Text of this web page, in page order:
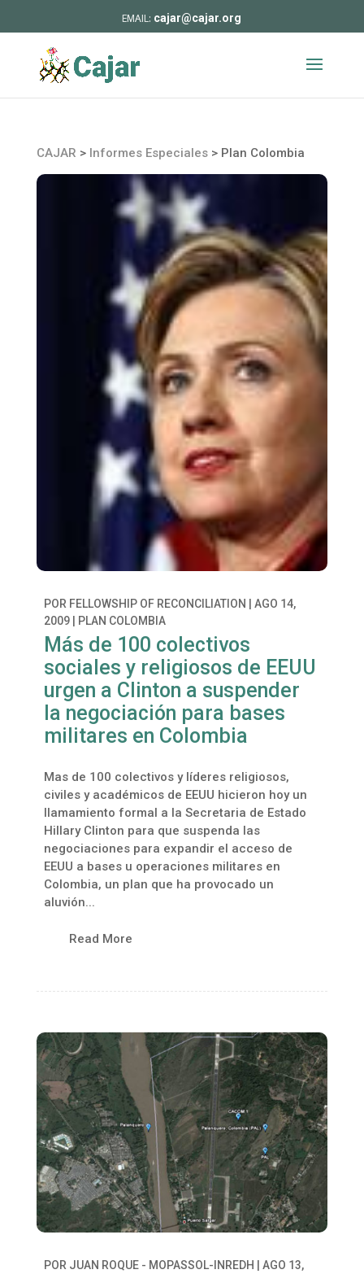
cajar@cajar.org
CAJAR > Informes Especiales> Plan Colombia
POR FELLOWSHIP OF RECONCILIATION
AGO 14,
2009| PLAN COLOMBIA
Más de 100 colectivos
sociales y religiosos de EEUU
urgen a Clinton a suspender
la negociación para bases
militares en Colombia
Mas de 100 colectivos y líderes religiosos,
civiles y académicos de EEUU hicieron hoy un
llamamiento formal a la Secretaria de Estado
Hillary Clinton para que suspenda las
negociaciones para expandir el acceso de
EEUU a bases u operaciones militares en
Colombia, un plan que ha provocado un
aluvión...
Read More
POR JUAN ROQUE - MOPASSOL-INREDH
AGO 13,